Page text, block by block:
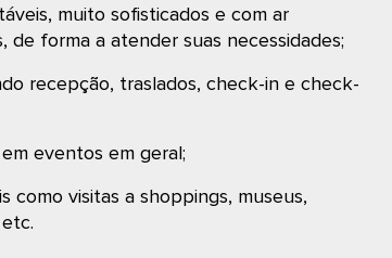
muito sofisticados e com ar
de forma a atender suas necessidades;
recepção, traslados, check-in e check-
eventos em geral;
como visitas a shoppings, museus,